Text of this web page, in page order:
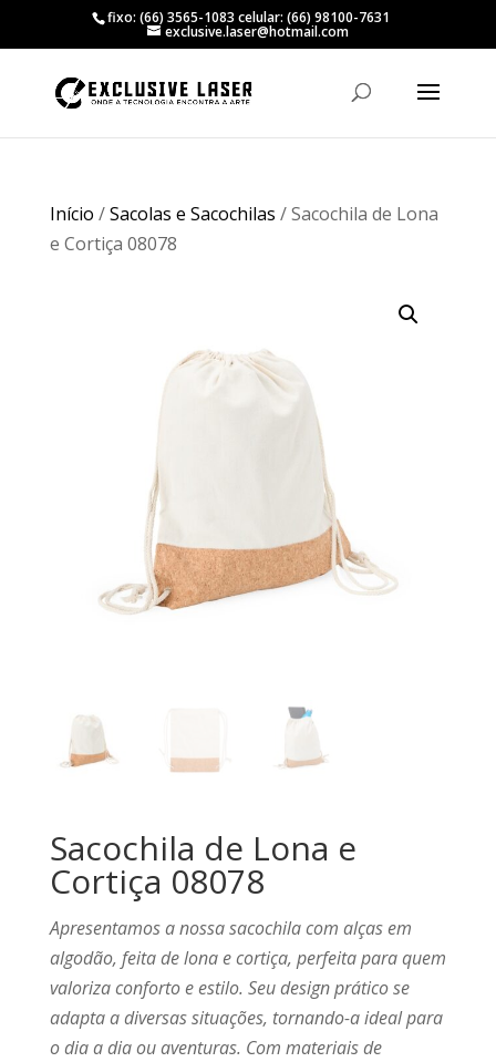
fixo: (66) 3565-1083 celular: (66) 98100-7631
exclusive.laser@hotmail.com
Início /Sacolas e Sacochilas / Sacochila de Lona
e Cortiça 08078
Sacochila de Lona e
Cortiça 08078
Apresentamos a nossa sacochila com alças em
algodão, feita de lona e cortiça, perfeita para quem
valoriza conforto e estilo. Seu design prático se
adapta a diversas situações, tornando-a ideal para
o dia a dia ou aventuras. Com materiais de